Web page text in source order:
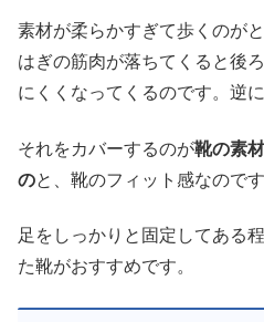
素材が柔らかすぎて歩くのが
はぎの筋肉が落ちてくると後
にくくなってくるのです。逆
それをカバーするのが靴の素
のと、靴のフィット感なのです
足をしっかりと固定してある
た靴がおすすめです。